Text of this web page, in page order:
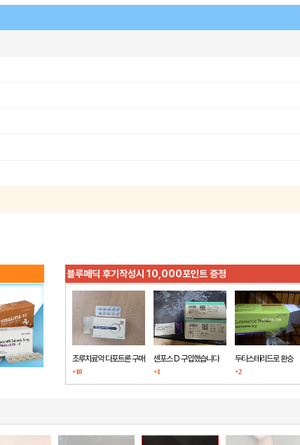
블루메딕 후기작성시 10,000포인트 증정
조루치료약 다포트론 구매
했습니다
+10
센포스 D 구입했습니다
+1
두타스테리드로 환승
+2